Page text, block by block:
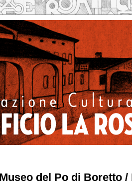
del Po di Boretto